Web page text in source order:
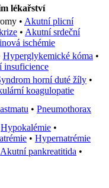
lékařství
• Akutní plicní
• Akutní srdeční
ischémie
Hyperglykemické kóma •
insuficience
horní duté žíly •
koagulopatie
• Pneumothorax
Hypokalémie •
• Hypernatrémie
Akutní pankreatitida •